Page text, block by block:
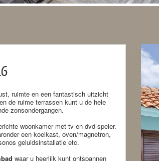
ruimte en een fantastisch uitzicht
de ruime terrassen kunt u de hele
zonsondergangen.
woonkamer met tv en dvd-speler.
een koelkast, oven/magnetron,
geluidsinstallatie etc.
waar u heerlijk kunt ontspannen